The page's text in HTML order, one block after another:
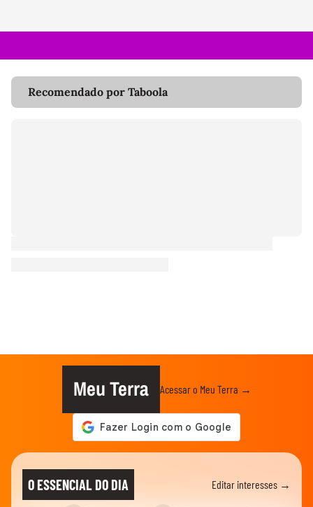
Recomendado por Taboola
Meu Terra Acessar o Meu Terra →
O ESSENCIAL DO DIA Editar interesses →